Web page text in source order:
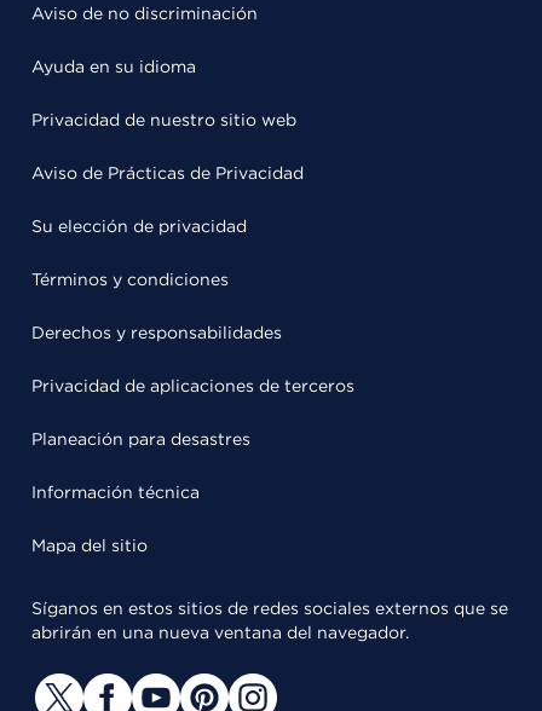
Aviso de no discriminación
Ayuda en su idioma
Privacidad de nuestro sitio web
Aviso de Prácticas de Privacidad
Su elección de privacidad
Términos y condiciones
Derechos y responsabilidades
Privacidad de aplicaciones de terceros
Planeación para desastres
Información técnica
Mapa del sitio
Síganos en estos sitios de redes sociales externos que se
abrirán en una nueva ventana del navegador.